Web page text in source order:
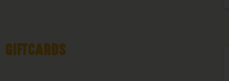
GIFTCARDS